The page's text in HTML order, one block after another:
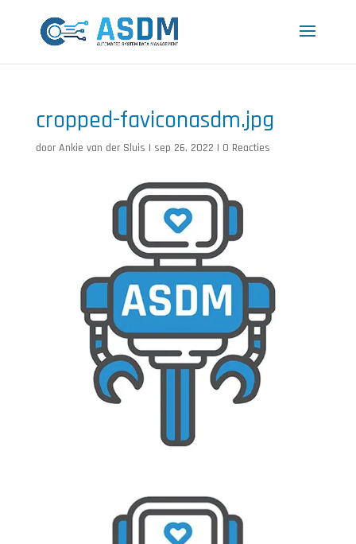
cropped-faviconasdm.jpg
door Ankie van der Sluis | sep 26, 2022 | 0 Reacties